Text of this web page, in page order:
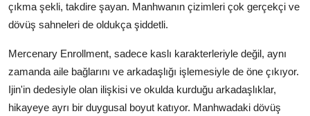
çıkma şekli, takdire şayan. Manhwanın çizimleri çok gerçekçi ve
dövüş sahneleri de oldukça şiddetli.
Mercenary Enrollment, sadece kaslı karakterleriyle değil, aynı
zamanda aile bağlarını ve arkadaşlığı işlemesiyle de öne çıkıyor.
Ijin'in dedesiyle olan ilişkisi ve okulda kurduğu arkadaşlıklar,
hikayeye ayrı bir duygusal boyut katıyor. Manhwadaki dövüş